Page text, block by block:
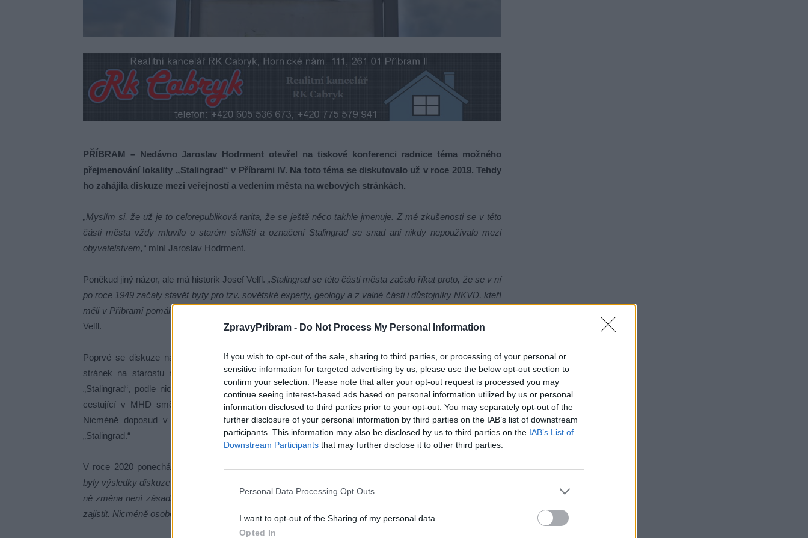
ZpravyPribram - Do Not Process My Personal Information
If you wish to opt-out of the sale, sharing to third parties, or processing of your personal or
sensitive information for targeted advertising by us, please use the below opt-out section to
confirm your selection. Please note that after your opt-out request is processed you may
continue seeing interest-based ads based on personal information utilized by us or personal
information disclosed to third parties prior to your opt-out. You may separately opt-out of the
further disclosure of your personal information by third parties on the IAB’s list of downstream
participants. This information may also be disclosed by us to third parties on the IAB’s List of
Downstream Participants that may further disclose it to other third parties.
Personal Data Processing Opt Outs
I want to opt-out of the Sharing of my personal data.
Opted In
PŘÍBRAM – Nedávno Jaroslav Hodrment otevřel na tiskové konferenci radnice téma možného
přejmenování lokality „Stalingrad“ v Příbrami IV. Na toto téma se diskutovalo už v roce 2019. Tehdy
ho zahájila diskuze mezi veřejností a vedením města na webových stránkách.
„Myslím si, že už je to celorepubliková rarita, že se ještě něco takhle jmenuje. Z mé zkušenosti se v této
části města vždy mluvilo o starém sídlišti a označení Stalingrad se snad ani nikdy nepoužívalo mezi
obyvatelstvem,“ míní Jaroslav Hodrment.
Poněkud jiný názor, ale má historik Josef Velfl.„Stalingrad se této části města začalo říkat proto, že se v ní
po roce 1949 začaly stavět byty pro tzv. sovětské experty, geology a z valné části i důstojníky NKVD, kteří
měli v Příbrami pomáhat s těžbou uranu,“
Velfl.
Poprvé se diskuze na toto téma objevila v létě 2019. Tehdy se prostřednictvím městských webových
stránek na starostu města obrátili občané s dotazem, proč ve městě stále existuje zastávka MHD
„Stalingrad“, podle nich prý pojmenovaná „po jednom z největších vrahů v historii“ a které se někteří
cestující v MHD smějí. Tedy radnice přislíbila, že zastávku MHD přejmenuje na „Hornických učňů“.
Nicméně doposud v jízdních řádech i na mapách na internetu či na samotné zastávce je název
„Stalingrad.“
V roce 2020 ponechání názvu vysvětlil místostarosta Martin Buršík takto:
byly výsledky diskuze o navrhované změně s některými občany v dané lokalitě, ze které vyplynulo, že pro
ně změna není zásadní. Pokud by byl zvýšený zájem o přejmenování, je možné otázku otevřít a změnu
zajistit. Nicméně osobě bych osobně změnu uvítal.“